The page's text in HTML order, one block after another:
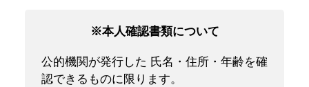
※本人確認書類について
公的機関が発行した 氏名・住所・年齢を確
認できるものに限ります。